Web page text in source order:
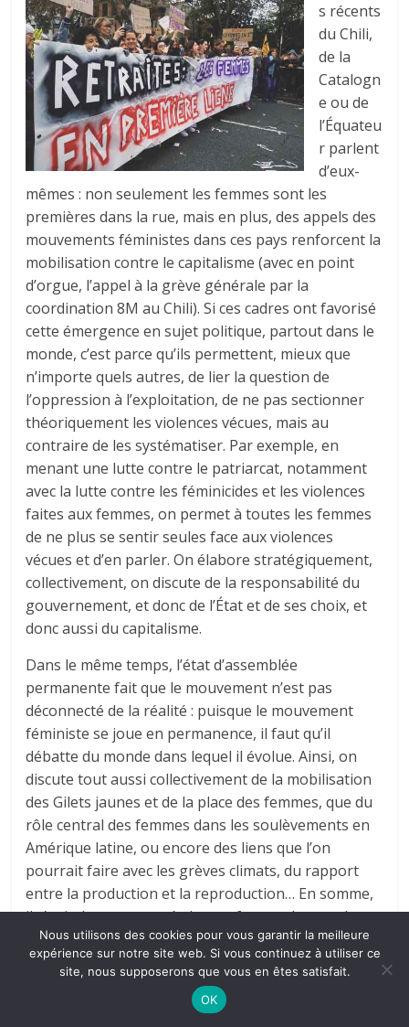
s récents
du Chili,
de la
Catalogn
e ou de
l’Équateu
r parlent
d’eux-
mêmes : non seulement les femmes sont les
premières dans la rue, mais en plus, des appels des
mouvements féministes dans ces pays renforcent la
mobilisation contre le capitalisme (avec en point
d’orgue, l’appel à la grève générale par la
coordination 8M au Chili). Si ces cadres ont favorisé
cette émergence en sujet politique, partout dans le
monde, c’est parce qu’ils permettent, mieux que
n’importe quels autres, de lier la question de
l’oppression à l’exploitation, de ne pas sectionner
théoriquement les violences vécues, mais au
contraire de les systématiser. Par exemple, en
menant une lutte contre le patriarcat, notamment
avec la lutte contre les féminicides et les violences
faites aux femmes, on permet à toutes les femmes
de ne plus se sentir seules face aux violences
vécues et d’en parler. On élabore stratégiquement,
collectivement, on discute de la responsabilité du
gouvernement, et donc de l’État et de ses choix, et
donc aussi du capitalisme.
Dans le même temps, l’état d’assemblée
permanente fait que le mouvement n’est pas
déconnecté de la réalité : puisque le mouvement
féministe se joue en permanence, il faut qu’il
débatte du monde dans lequel il évolue. Ainsi, on
discute tout aussi collectivement de la mobilisation
des Gilets jaunes et de la place des femmes, que du
rôle central des femmes dans les soulèvements en
Amérique latine, ou encore des liens que l’on
pourrait faire avec les grèves climats, du rapport
entre la production et la reproduction… En somme,
il s’agit de permettre à chaque femme de prendre
conscience de nos capacités d’actions et de notre
place dans la lutte des classes et, collectivement, de
développer un outil qui pourrait jouer un rôle clé
dans les mobilisations à venir contre le capitalisme
Nous utilisons des cookies pour vous garantir la meilleure
expérience sur notre site web. Si vous continuez à utiliser ce
site, nous supposerons que vous en êtes satisfait.
OK